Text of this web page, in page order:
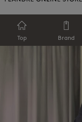
Top Brand